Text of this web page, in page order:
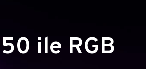
ile RGB